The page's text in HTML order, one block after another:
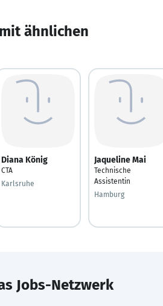
ähnlichen
Diana König
CTA
Karlsruhe
Jaqueline Mai
Technische
Assistentin
Hamburg
Jobs-Netzwerk